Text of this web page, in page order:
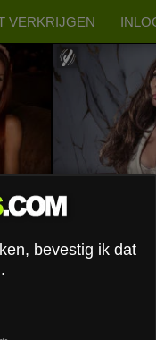
VERKRIJGEN
bevestig ik dat